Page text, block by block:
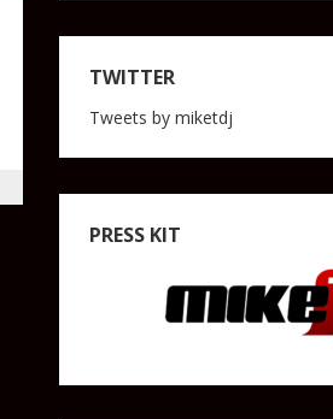
TWITTER
Tweets by miketdj
PRESS KIT